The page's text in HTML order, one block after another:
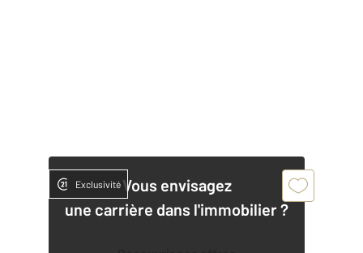
Vous envisagez
une carrière dans l'immobilier ?
Exclusivité